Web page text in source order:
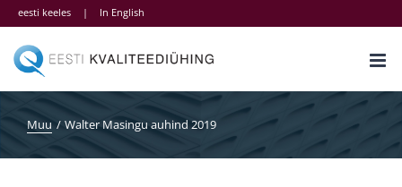
Skip
content
eesti keeles | In English
Muu Walter Masingu auhind 2019